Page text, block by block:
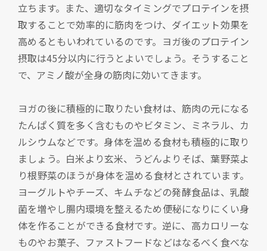
立ちます。また、適切なタイミングでプロテインを摂
取することで効率的に筋肉をつけ、ダイエット効果を
高めるともいわれているのです。ヨガ後のプロテイン
摂取は45分以内に行うとよいでしょう。そうすること
で、アミノ酸が全身の筋肉に効いてきます。
ヨガの後に積極的に取りたい食材は、筋肉の元になる
たんぱく質を多く含むものやビタミン、ミネラル、カ
ルシウムなどです。身体を温める食材も積極的に取り
ましょう。白米より玄米、うどんよりそば、葉野菜よ
り根野菜のほうが身体を温める食材とされています。
ヨーグルトやチーズ、キムチなどの発酵食品は、乳酸
菌を増やし腸内環境を整えるため便秘になりにくい身
体を作ることができる食材です。逆に、高カロリーな
ものやお菓子、ファストフードなどはなるべく食べな